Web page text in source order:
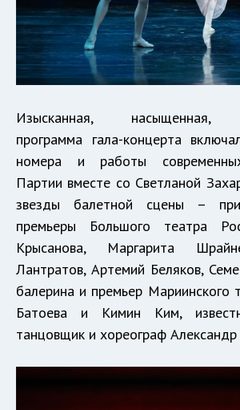
Изысканная, насыщенная,
программа гала-концерта
номера и работы
Партии вместе со Светланой
звезды балетной сцены –
премьеры Большого театра
Крысанова, Маргарита
Лантратов, Артемий Беляков,
балерина и премьер
Батоева и Кимин Ким,
танцовщик и хореограф